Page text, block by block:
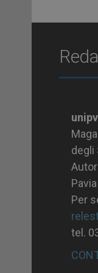
degli
Per
tel.